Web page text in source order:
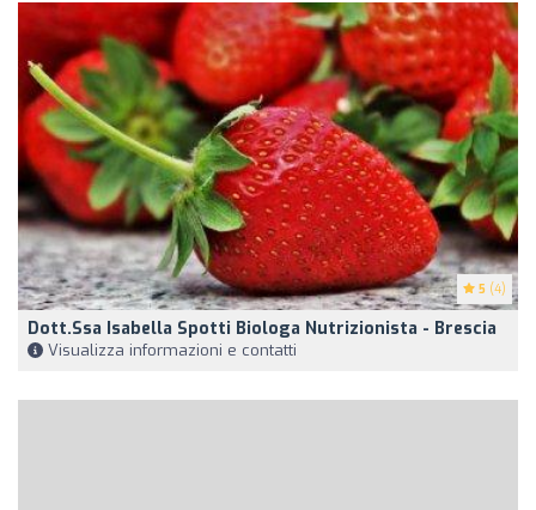
5 (4)
Dott.ssa Isabella Spotti Biologa Nutrizionista - Brescia
Visualizza informazioni e contatti